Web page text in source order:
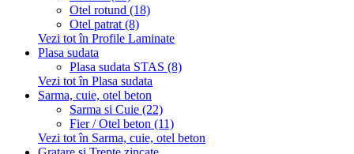
Otel rotund (18)
Otel patrat (8)
Vezi tot în Profile Laminate
Plasa sudata
Plasa sudata STAS (8)
Vezi tot în Plasa sudata
Sarma, cuie, otel beton
Sarma si Cuie (22)
Fier / Otel beton (11)
Vezi tot în Sarma, cuie, otel beton